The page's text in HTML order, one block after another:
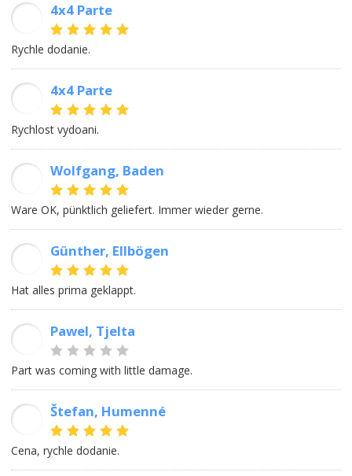
4x4 Parte
Rychle dodanie.
4x4 Parte
Rychlost vydoani.
Wolfgang, Baden
Ware OK, pünktlich geliefert. Immer wieder gerne.
Günther, Ellbögen
Hat alles prima geklappt.
Pawel, Tjelta
Part was coming with little damage.
Štefan, Humenné
Cena, rychle dodanie.